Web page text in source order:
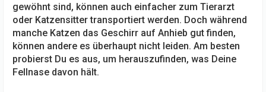
gewöhnt sind, können auch einfacher zum Tierarzt
oder Katzensitter transportiert werden. Doch während
manche Katzen das Geschirr auf Anhieb gut finden,
können andere es überhaupt nicht leiden. Am besten
probierst Du es aus, um herauszufinden, was Deine
Fellnase davon hält.